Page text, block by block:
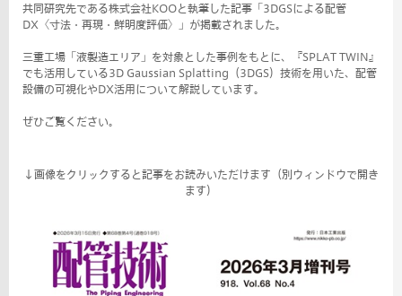
共同研究先である株式会社KOOと執筆した記事「3DGSによる配管
DX〈寸法・再現・鮮明度評価〉」が掲載されました。
三重工場「液製造エリア」を対象とした事例をもとに、『SPLAT TWIN』
でも活用している3D Gaussian Splatting（3DGS）技術を用いた、配管
設備の可視化やDX活用について解説しています。
ぜひご覧ください。
↓画像をクリックすると記事をお読みいただけます（別ウィンドウで開き
ます）